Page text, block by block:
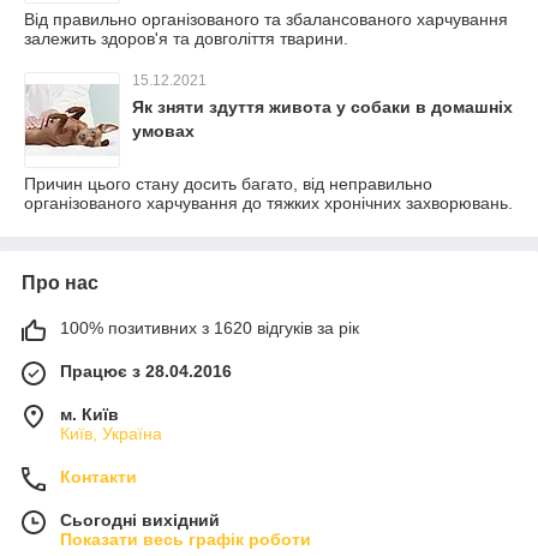
Від правильно організованого та збалансованого харчування
залежить здоров'я та довголіття тварини.
15.12.2021
Як зняти здуття живота у собаки в домашніх
умовах
Причин цього стану досить багато, від неправильно
організованого харчування до тяжких хронічних захворювань.
Про нас
100% позитивних з 1620 відгуків за рік
Працює з 28.04.2016
м. Київ
Київ, Україна
Контакти
Сьогодні вихідний
Показати весь графік роботи